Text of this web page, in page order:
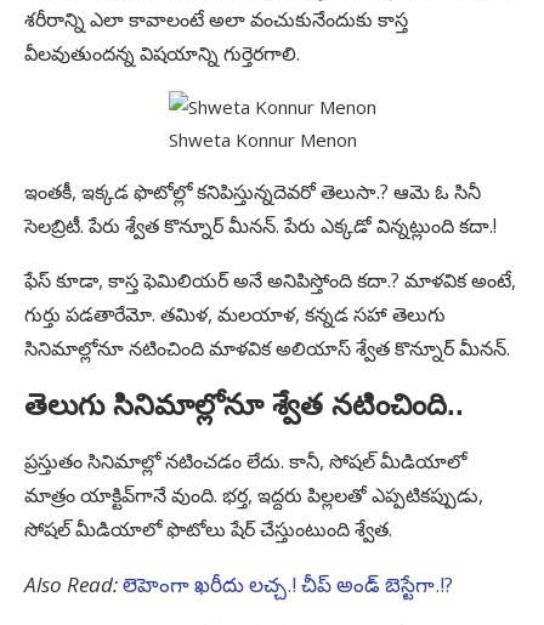
శరీరాన్ని ఎలా కావాలంటే అలా వంచుకునేందుకు కాస్త
వీలవుతుందన్న విషయాన్ని గుర్తెరగాలి.
Shweta Konnur Menon
ఇంతకీ, ఇక్కడ ఫొటోల్లో కనిపిస్తున్నదెవరో తెలుసా.? ఆమె ఓ సినీ
సెలబ్రిటీ. పేరు శ్వేత కొన్నూర్ మీనన్. పేరు ఎక్కడో విన్నట్లుంది కదా.!
ఫేస్ కూడా, కాస్త ఫెమిలియర్ అనే అనిపిస్తోంది కదా.? మాళవిక అంటే,
గుర్తు పడతారేమో. తమిళ, మలయాళ, కన్నడ సహా తెలుగు
సినిమాల్లోనూ నటించింది మాళవిక అలియాస్ శ్వేత కొన్నూర్ మీనన్.
తెలుగు సినిమాల్లోనూ శ్వేత నటించింది..
ప్రస్తుతం సినిమాల్లో నటించడం లేదు. కానీ, సోషల్ మీడియాలో
మాత్రం యాక్టివ్‌గానే వుంది. భర్త, ఇద్దరు పిల్లలతో ఎప్పటికప్పుడు,
సోషల్ మీడియాలో ఫొటోలు షేర్ చేస్తుంటుంది శ్వేత.
Also Read:లెహెంగా ఖరీదు లచ్చ.! చీప్ అండ్ బెస్టేగా.!?